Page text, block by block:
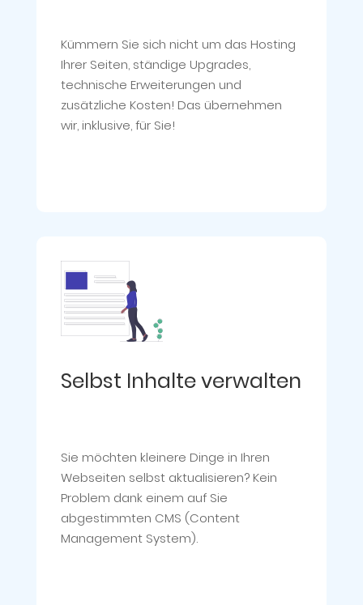
Kümmern Sie sich nicht um das Hosting
Ihrer Seiten, ständige Upgrades,
technische Erweiterungen und
zusätzliche Kosten! Das übernehmen
wir, inklusive, für Sie!
Selbst Inhalte verwalten
Sie möchten kleinere Dinge in Ihren
Webseiten selbst aktualisieren? Kein
Problem dank einem auf Sie
abgestimmten CMS (Content
Management System).